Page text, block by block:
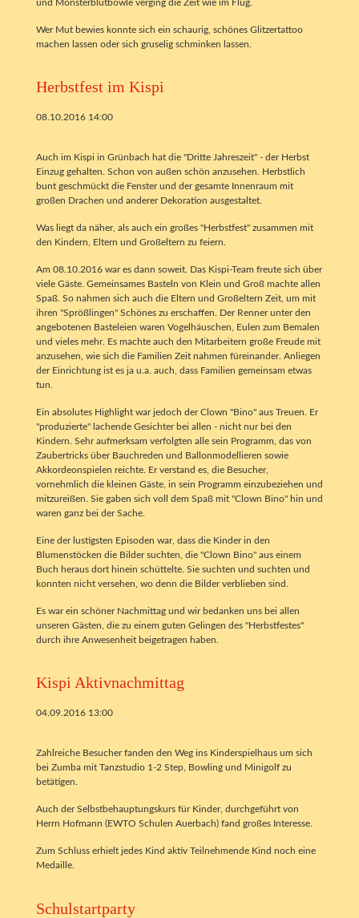
und Monsterblutbowle verging die Zeit wie im Flug.
Wer Mut bewies konnte sich ein schaurig, schönes Glitzertattoo
machen lassen oder sich gruselig schminken lassen.
Herbstfest im Kispi
08.10.2016 14:00
Auch im Kispi in Grünbach hat die "Dritte Jahreszeit" - der Herbst
Einzug gehalten. Schon von außen schön anzusehen. Herbstlich
bunt geschmückt die Fenster und der gesamte Innenraum mit
großen Drachen und anderer Dekoration ausgestaltet.
Was liegt da näher, als auch ein großes "Herbstfest" zusammen mit
den Kindern, Eltern und Großeltern zu feiern.
Am 08.10.2016 war es dann soweit. Das Kispi-Team freute sich über
viele Gäste. Gemeinsames Basteln von Klein und Groß machte allen
Spaß. So nahmen sich auch die Eltern und Großeltern Zeit, um mit
ihren "Sprößlingen" Schönes zu erschaffen. Der Renner unter den
angebotenen Basteleien waren Vogelhäuschen, Eulen zum Bemalen
und vieles mehr. Es machte auch den Mitarbeitern große Freude mit
anzusehen, wie sich die Familien Zeit nahmen füreinander. Anliegen
der Einrichtung ist es ja u.a. auch, dass Familien gemeinsam etwas
tun.
Ein absolutes Highlight war jedoch der Clown "Bino" aus Treuen. Er
"produzierte" lachende Gesichter bei allen - nicht nur bei den
Kindern. Sehr aufmerksam verfolgten alle sein Programm, das von
Zaubertricks über Bauchreden und Ballonmodellieren sowie
Akkordeonspielen reichte. Er verstand es, die Besucher,
vornehmlich die kleinen Gäste, in sein Programm einzubeziehen und
mitzureißen. Sie gaben sich voll dem Spaß mit "Clown Bino" hin und
waren ganz bei der Sache.
Eine der lustigsten Episoden war, dass die Kinder in den
Blumenstöcken die Bilder suchten, die "Clown Bino" aus einem
Buch heraus dort hinein schüttelte. Sie suchten und suchten und
konnten nicht versehen, wo denn die Bilder verblieben sind.
Es war ein schöner Nachmittag und wir bedanken uns bei allen
unseren Gästen, die zu einem guten Gelingen des "Herbstfestes"
durch ihre Anwesenheit beigetragen haben.
Kispi Aktivnachmittag
04.09.2016 13:00
Zahlreiche Besucher fanden den Weg ins Kinderspielhaus um sich
bei Zumba mit Tanzstudio 1-2 Step, Bowling und Minigolf zu
betätigen.
Auch der Selbstbehauptungskurs für Kinder, durchgeführt von
Herrn Hofmann (EWTO Schulen Auerbach) fand großes Interesse.
Zum Schluss erhielt jedes Kind aktiv Teilnehmende Kind noch eine
Medaille.
Schulstartparty